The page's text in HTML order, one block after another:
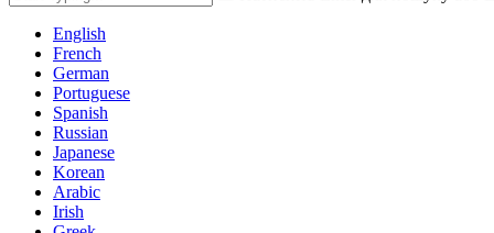
English
French
German
Portuguese
Spanish
Russian
Japanese
Korean
Arabic
Irish